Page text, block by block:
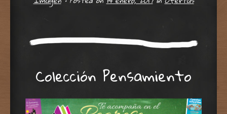
Colección Pensamiento